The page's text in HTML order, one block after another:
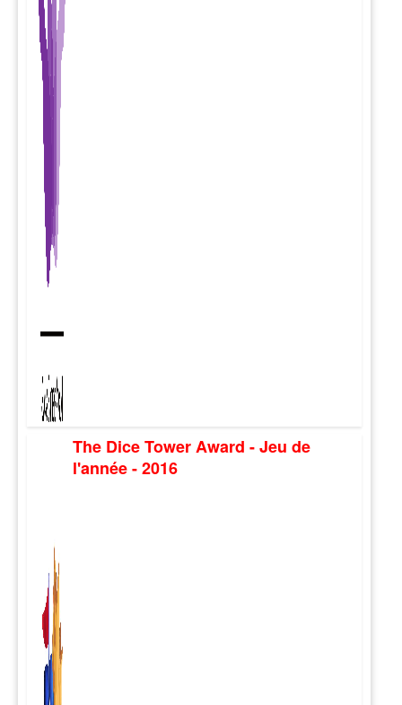
The Dice Tower Award - Jeu de
l'année - 2016